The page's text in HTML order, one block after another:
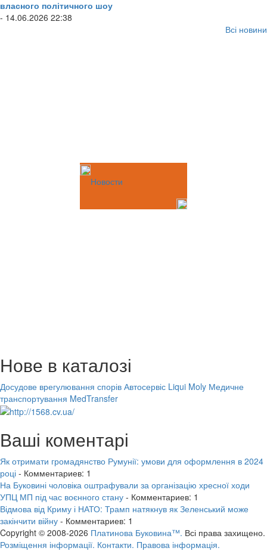
власного політичного шоу
- 14.06.2026 22:38
Всі новини
Новости
Нове в каталозі
Досудове врегулювання спорів Автосервіс Liqui Moly Медичне
транспортування MedTransfer
Ваші коментарі
Як отримати громадянство Румунії: умови для оформлення в 2024
році - Комментариев: 1
На Буковині чоловіка оштрафували за організацію хресної ходи
УПЦ МП під час воєнного стану - Комментариев: 1
Відмова від Криму і НАТО: Трамп натякнув як Зеленський може
закінчити війну - Комментариев: 1
Copyright © 2008-2026 Платинова Буковина™. Всі права захищено.
Розміщення інформації. Контакти. Правова інформація.